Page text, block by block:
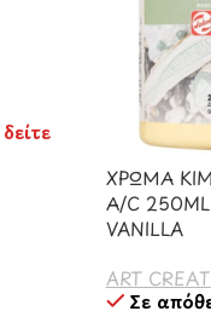
ΧΡΩΜΑ
A/C
VANILLA
ART
Σε